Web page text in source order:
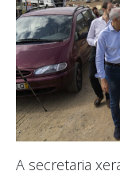
A secretaria